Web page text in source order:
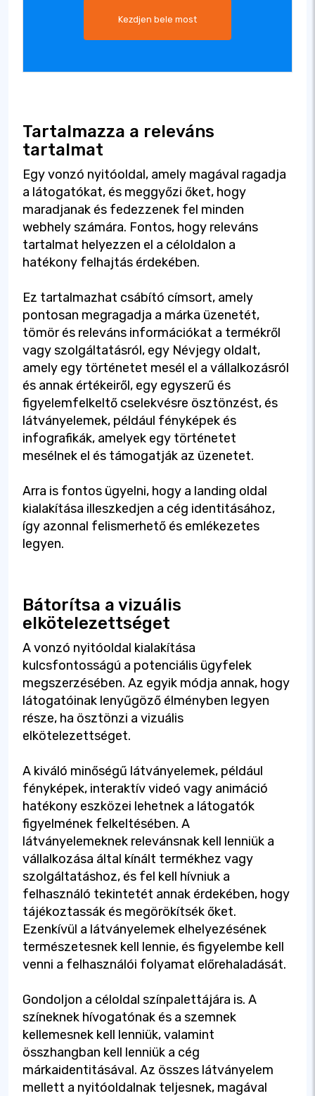
Kezdjen bele most
Tartalmazza a releváns
tartalmat
Egy vonzó nyitóoldal, amely magával ragadja
a látogatókat, és meggyőzi őket, hogy
maradjanak és fedezzenek fel minden
webhely számára. Fontos, hogy releváns
tartalmat helyezzen el a céloldalon a
hatékony felhajtás érdekében.
Ez tartalmazhat csábító címsort, amely
pontosan megragadja a márka üzenetét,
tömör és releváns információkat a termékről
vagy szolgáltatásról, egy Névjegy oldalt,
amely egy történetet mesél el a vállalkozásról
és annak értékeiről, egy egyszerű és
figyelemfelkeltő cselekvésre ösztönzést, és
látványelemek, például fényképek és
infografikák, amelyek egy történetet
mesélnek el és támogatják az üzenetet.
Arra is fontos ügyelni, hogy a landing oldal
kialakítása illeszkedjen a cég identitásához,
így azonnal felismerhető és emlékezetes
legyen.
Bátorítsa a vizuális
elkötelezettséget
A vonzó nyitóoldal kialakítása
kulcsfontosságú a potenciális ügyfelek
megszerzésében. Az egyik módja annak, hogy
látogatóinak lenyűgöző élményben legyen
része, ha ösztönzi a vizuális
elkötelezettséget.
A kiváló minőségű látványelemek, például
fényképek, interaktív videó vagy animáció
hatékony eszközei lehetnek a látogatók
figyelmének felkeltésében. A
látványelemeknek relevánsnak kell lenniük a
vállalkozása által kínált termékhez vagy
szolgáltatáshoz, és fel kell hívniuk a
felhasználó tekintetét annak érdekében, hogy
tájékoztassák és megörökítsék őket.
Ezenkívül a látványelemek elhelyezésének
természetesnek kell lennie, és figyelembe kell
venni a felhasználói folyamat előrehaladását.
Gondoljon a céloldal színpalettájára is. A
színeknek hívogatónak és a szemnek
kellemesnek kell lenniük, valamint
összhangban kell lenniük a cég
márkaidentitásával. Az összes látványelem
mellett a nyitóoldalnak teljesnek, magával